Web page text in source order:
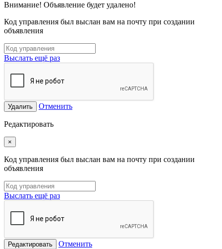
Внимание! Объявление будет удалено!
Код управления был выслан вам на почту при создании
объявления
Выслать ещё раз
Удалить Отменить
Редактировать
×
Код управления был выслан вам на почту при создании
объявления
Выслать ещё раз
Редактировать Отменить